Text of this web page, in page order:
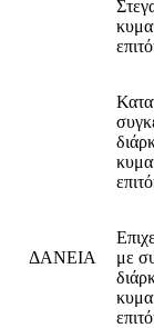
ΔΑΝΕΙΑ
με